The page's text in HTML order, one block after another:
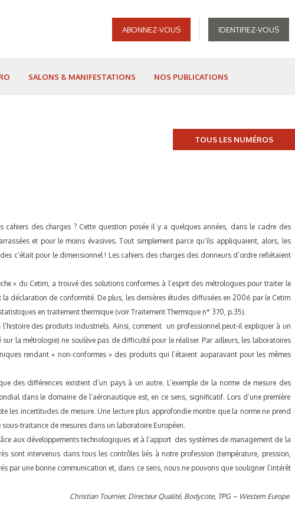
ABONNEZ-VOUS IDENTIFIEZ-VOUS
SALONS & MANIFESTATIONS NOS PUBLICATIONS
TOUS LES NUMÉROS
des charges ? Cette question posée il y a quelques années, dans le cadre des
et pour le moins évasives. Tout simplement parce qu’ils appliquaient, alors, les
c’était pour le dimensionnel ! Les cahiers des charges des donneurs d’ordre reflétaient
» du Cetim, a trouvé des solutions conformes à l’esprit des métrologues pour traiter le
déclaration de conformité. De plus, les dernières études diffusées en 2006 par le Cetim
en traitement thermique (voir Traitement Thermique n° 370, p.35).
des produits industriels. Ainsi, comment un professionnel peut-il expliquer à un
la métrologie) ne soulève pas de difficulté pour le réaliser. Par ailleurs, les laboratoires
rendant « non-conformes » des produits qui l’étaient auparavant pour les mêmes
des différences existent d’un pays à un autre. L’exemple de la norme de mesure des
dans le domaine de l’aéronautique est, en ce sens, significatif. Lors d’une première
les incertitudes de mesure. Une lecture plus approfondie montre que la norme ne prend
traitance de mesures dans un laboratoire Européen.
aux développements technologiques et à l’apport des systèmes de management de la
sont intervenus dans tous les contrôles liés à notre profession (température, pression,
par une bonne communication et, dans ce sens, nous ne pouvons que souligner l’intérêt
Christian Tournier, Directeur Qualité, Bodycote, TPG – Western Europe